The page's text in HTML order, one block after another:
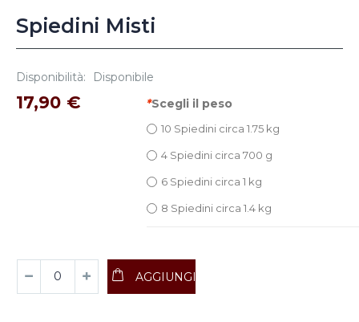
Spiedini Misti
Disponibilità: Disponibile
17,90 € *Scegli il peso
10 Spiedini circa 1.75 kg
4 Spiedini circa 700 g
6 Spiedini circa 1 kg
8 Spiedini circa 1.4 kg
AGGIUNGI